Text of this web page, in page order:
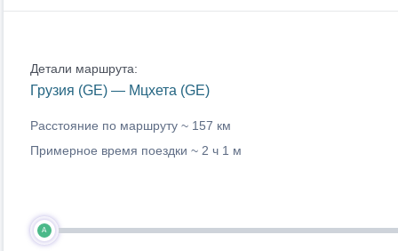
Детали маршрута:
Грузия (GE) — Мцхета (GE)
Расстояние по маршруту ~ 157 км
Примерное время поездки ~ 2 ч 1 м
A